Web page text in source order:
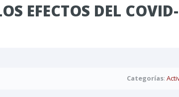
EFECTOS DEL
Categorías: